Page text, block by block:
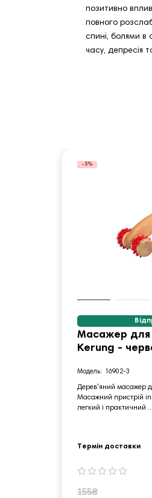
позитивно
повного
спині, болями в
часу, депресія
-5%
Масажер для
Kerung -
16902-3
Дерев'яний масажер
Масажний пристрій
легкий і практичний ..
Термін доставки
155₴